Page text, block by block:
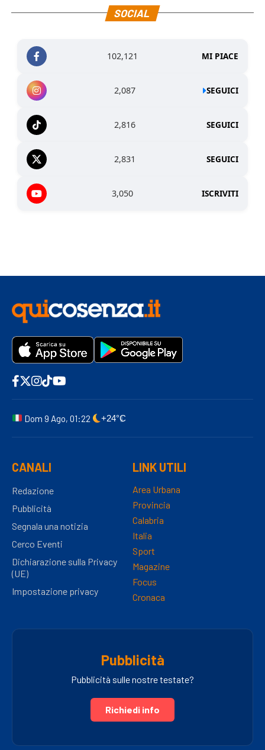
SOCIAL
102,121 MI PIACE
2,087 SEGUICI
2,816 SEGUICI
2,831 SEGUICI
3,050 ISCRIVITI
Dom 9 Ago, 01:22 +24°C
CANALI
Redazione
Pubblicità
Segnala una notizia
Cerco Eventi
Dichiarazione sulla Privacy
(UE)
Impostazione privacy
LINK UTILI
Area Urbana
Provincia
Calabria
Italia
Sport
Magazine
Focus
Cronaca
Pubblicità
Pubblicità sulle nostre testate?
Richiedi info